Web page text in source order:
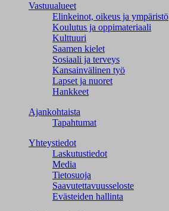
Vastuualueet
Elinkeinot, oikeus ja ympäristö
Koulutus ja oppimateriaali
Kulttuuri
Saamen kielet
Sosiaali ja terveys
Kansainvälinen työ
Lapset ja nuoret
Hankkeet
Ajankohtaista
Tapahtumat
Yhteystiedot
Laskutustiedot
Media
Tietosuoja
Saavutettavuusseloste
Evästeiden hallinta